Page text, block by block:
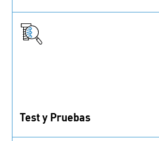
desarrollo.
Test y Pruebas